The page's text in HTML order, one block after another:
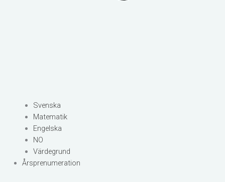
Svenska
Matematik
Engelska
NO
Värdegrund
Årsprenumeration